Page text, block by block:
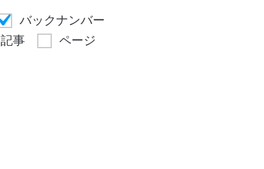
バックナンバー
記事 ページ